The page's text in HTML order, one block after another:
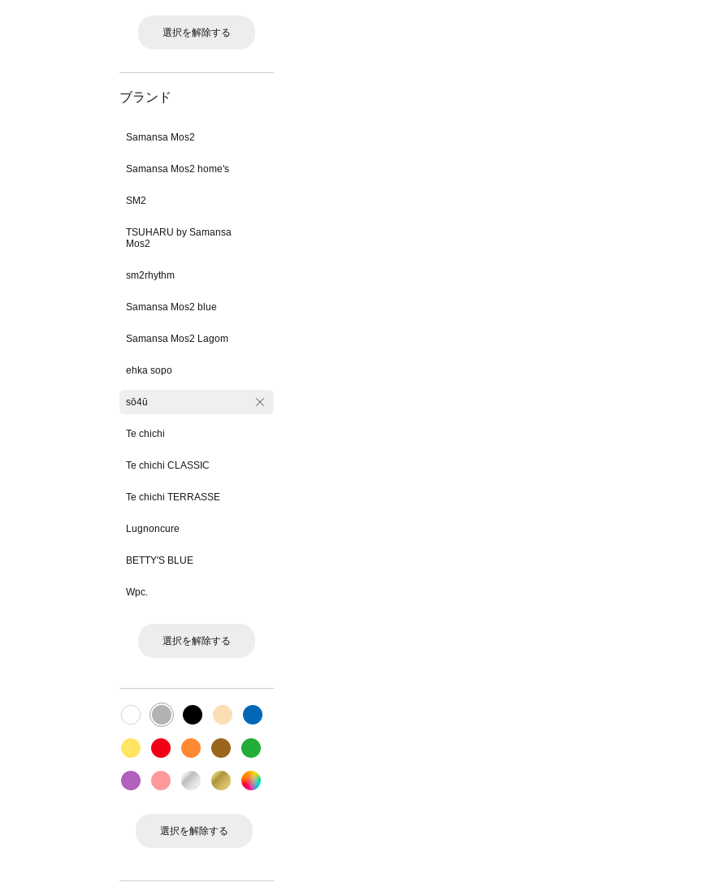
選択を解除する
ブランド
Samansa Mos2
Samansa Mos2 home's
SM2
TSUHARU by Samansa
Mos2
sm2rhythm
Samansa Mos2 blue
Samansa Mos2 Lagom
ehka sopo
sō4ū
Te chichi
Te chichi CLASSIC
Te chichi TERRASSE
Lugnoncure
BETTY'S BLUE
Wpc.
選択を解除する
選択を解除する